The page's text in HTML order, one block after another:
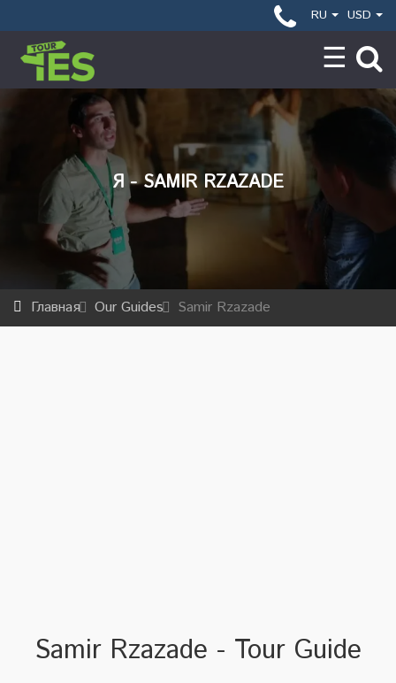
RU USD
Я - SAMIR RZAZADE
Главная Our Guides Samir Rzazade
Samir Rzazade - Tour Guide